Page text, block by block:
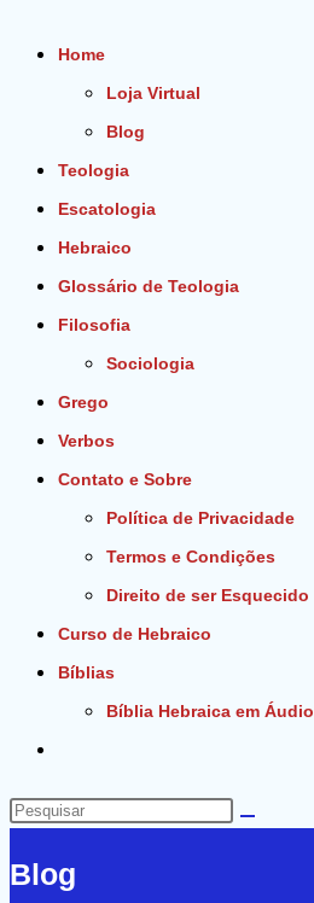
Home
Loja Virtual
Blog
Teologia
Escatologia
Hebraico
Glossário de Teologia
Filosofia
Sociologia
Grego
Verbos
Contato e Sobre
Política de Privacidade
Termos e Condições
Direito de ser Esquecido
Curso de Hebraico
Bíblias
Bíblia Hebraica em Áudio
do
site
Pesquisar
site
Blog